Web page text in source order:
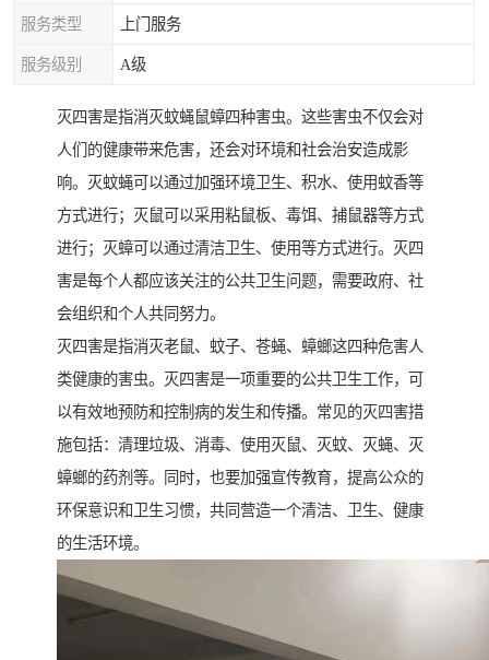
服务类型 上门服务
服务级别 A级
灭四害是指消灭蚊蝇鼠蟑四种害虫。这些害虫不仅会对
人们的健康带来危害，还会对环境和社会治安造成影
响。灭蚊蝇可以通过加强环境卫生、积水、使用蚊香等
方式进行；灭鼠可以采用粘鼠板、毒饵、捕鼠器等方式
进行；灭蟑可以通过清洁卫生、使用等方式进行。灭四
害是每个人都应该关注的公共卫生问题，需要政府、社
会组织和个人共同努力。
灭四害是指消灭老鼠、蚊子、苍蝇、蟑螂这四种危害人
类健康的害虫。灭四害是一项重要的公共卫生工作，可
以有效地预防和控制病的发生和传播。常见的灭四害措
施包括：清理垃圾、消毒、使用灭鼠、灭蚊、灭蝇、灭
蟑螂的药剂等。同时，也要加强宣传教育，提高公众的
环保意识和卫生习惯，共同营造一个清洁、卫生、健康
的生活环境。